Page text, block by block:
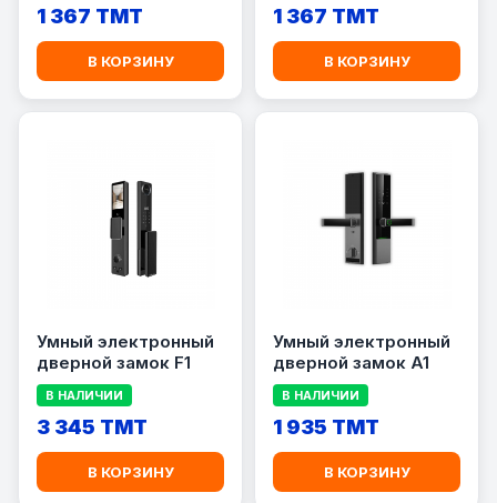
1 367 TMT
В КОРЗИНУ
1 367 TMT
В КОРЗИНУ
Умный электронный
дверной замок F1
В НАЛИЧИИ
3 345 TMT
В КОРЗИНУ
Умный электронный
дверной замок A1
В НАЛИЧИИ
1 935 TMT
В КОРЗИНУ